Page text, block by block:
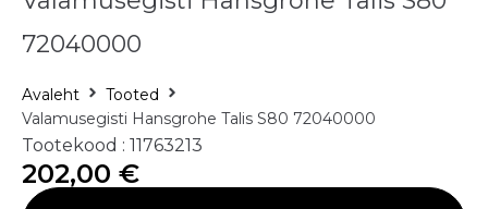
72040000
Avaleht
Tooted
Valamusegisti Hansgrohe Talis S80 72040000
Tootekood : 11763213
202,00 €